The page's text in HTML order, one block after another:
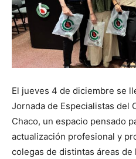
El jueves 4 de diciembre se
Jornada de Especialistas del
Chaco, un espacio pensado
actualización profesional y
colegas de distintas áreas de